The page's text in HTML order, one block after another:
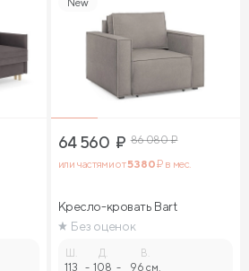
64 560 ₽ 86 080₽
или частями от5 380₽ в мес.
Кресло-кровать Bart
Без оценок
Ш.
113 -
Д.
108 -
В.
96 см.